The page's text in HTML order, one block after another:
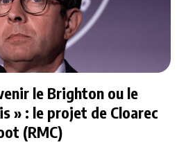
le Brighton ou le
» : le projet de Cloarec
(RMC)